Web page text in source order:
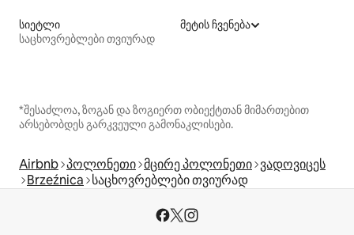
სიეტლი
საცხოვრებლები თვიურად
მეტის ჩვენება
*შესაძლოა, ზოგან და ზოგიერთ ობიექტთან მიმართებით
არსებობდეს გარკვეული გამონაკლისები.
Airbnb პოლონეთი მცირე პოლონეთი ვადოვიცეს
Brzeźnica საცხოვრებლები თვიურად